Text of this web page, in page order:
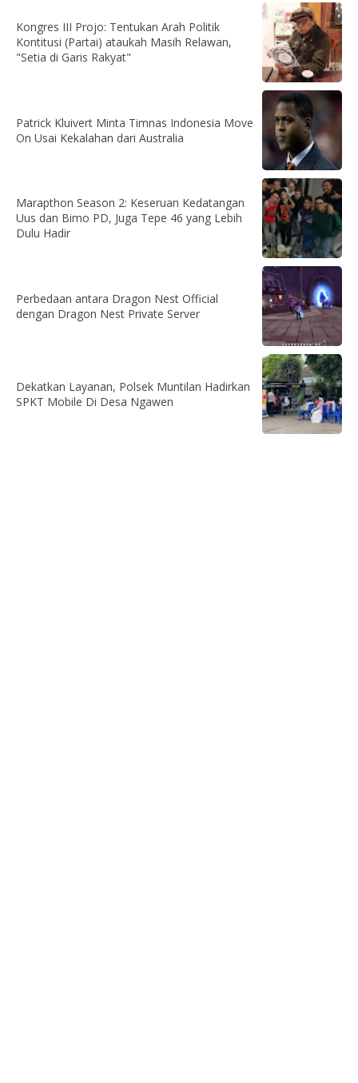
Kongres III Projo: Tentukan Arah Politik
Kontitusi (Partai) ataukah Masih Relawan,
"Setia di Garis Rakyat"
Patrick Kluivert Minta Timnas Indonesia Move
On Usai Kekalahan dari Australia
Marapthon Season 2: Keseruan Kedatangan
Uus dan Bimo PD, Juga Tepe 46 yang Lebih
Dulu Hadir
Perbedaan antara Dragon Nest Official
dengan Dragon Nest Private Server
Dekatkan Layanan, Polsek Muntilan Hadirkan
SPKT Mobile Di Desa Ngawen